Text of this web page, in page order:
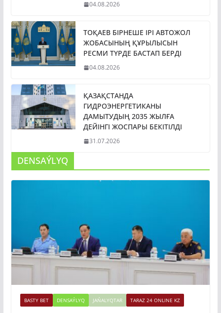
04.08.2026
ТОҚАЕВ БІРНЕШЕ ІРІ АВТОЖОЛ
ЖОБАСЫНЫҢ ҚҰРЫЛЫСЫН
РЕСМИ ТҮРДЕ БАСТАП БЕРДІ
04.08.2026
ҚАЗАҚСТАНДА
ГИДРОЭНЕРГЕТИКАНЫ
ДАМЫТУДЫҢ 2035 ЖЫЛҒА
ДЕЙІНГІ ЖОСПАРЫ БЕКІТІЛДІ
31.07.2026
DENSAÝLYQ
BASTY BET DENSAÝLYQ JAŃALYQTAR TARAZ 24 ONLINE KZ